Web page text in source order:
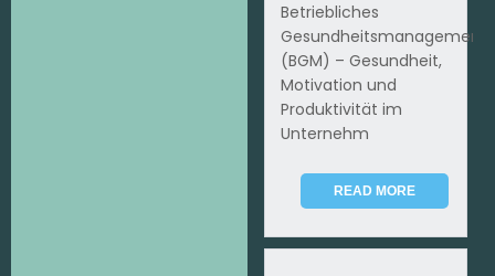
Betriebliches
Gesundheitsmanagement
(BGM) – Gesundheit,
Motivation und
Produktivität im
Unternehm
READ MORE